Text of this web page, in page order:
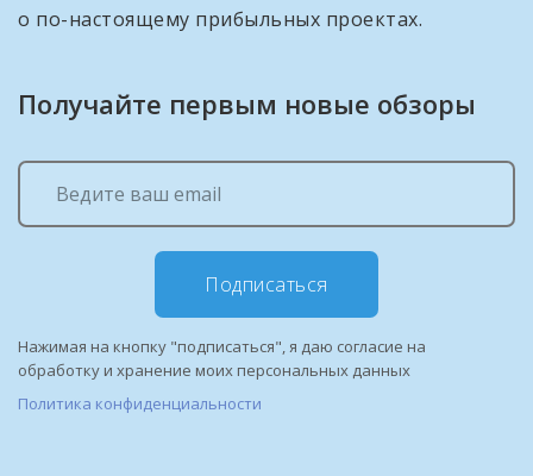
о по-настоящему прибыльных проектах.
Получайте первым новые обзоры
Подписаться
Нажимая на кнопку "подписаться", я даю согласие на
обработку и хранение моих персональных данных
Политика конфиденциальности